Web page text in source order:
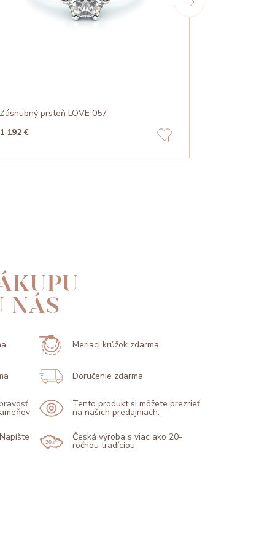
Zásnubný prsteň LOVE 057
1 192 €
NÁS
Meriaci krúžok zdarma
Doručenie zdarma
Tento produkt si môžete prezrieť
na našich predajniach.
Česká výroba s viac ako 20-
ročnou tradíciou